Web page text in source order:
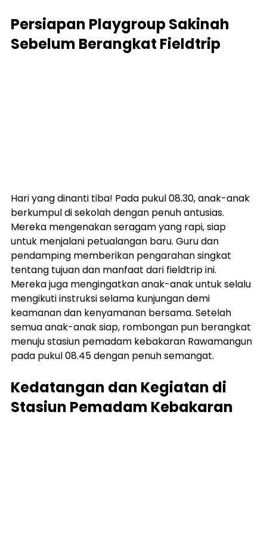
Persiapan Playgroup Sakinah
Sebelum Berangkat Fieldtrip
Hari yang dinanti tiba! Pada pukul 08.30, anak-anak
berkumpul di sekolah dengan penuh antusias.
Mereka mengenakan seragam yang rapi, siap
untuk menjalani petualangan baru. Guru dan
pendamping memberikan pengarahan singkat
tentang tujuan dan manfaat dari fieldtrip ini.
Mereka juga mengingatkan anak-anak untuk selalu
mengikuti instruksi selama kunjungan demi
keamanan dan kenyamanan bersama. Setelah
semua anak-anak siap, rombongan pun berangkat
menuju stasiun pemadam kebakaran Rawamangun
pada pukul 08.45 dengan penuh semangat.
Kedatangan dan Kegiatan di
Stasiun Pemadam Kebakaran